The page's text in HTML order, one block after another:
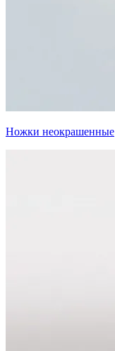
Ножки неокрашенные